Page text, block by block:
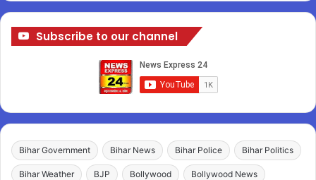
Subscribe to our channel
Bihar Government Bihar News Bihar Police Bihar Politics
Bihar Weather BJP Bollywood Bollywood News